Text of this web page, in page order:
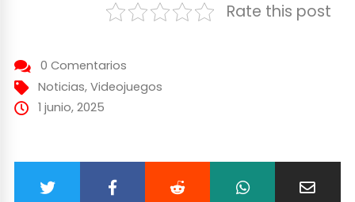
Rate this post
0 Comentarios
Noticias, Videojuegos
1 junio, 2025